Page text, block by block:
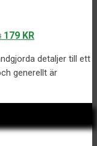
Det
priset
var:
179 KRDet
priset
är:
detaljer till ett
generellt är